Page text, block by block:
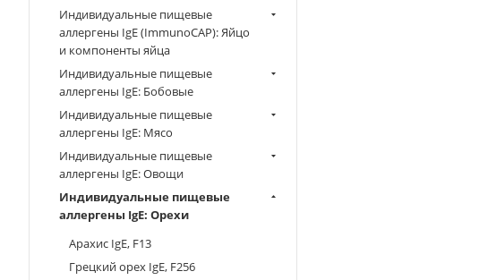
Индивидуальные пищевые
аллергены IgE (ImmunoCAP): Яйцо
и компоненты яйца
Индивидуальные пищевые
аллергены IgE: Бобовые
Индивидуальные пищевые
аллергены IgE: Мясо
Индивидуальные пищевые
аллергены IgE: Овощи
Индивидуальные пищевые
аллергены IgE: Орехи
Арахис IgE, F13
Грецкий орех IgE, F256